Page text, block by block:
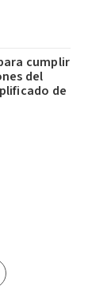
cumplir
del
de